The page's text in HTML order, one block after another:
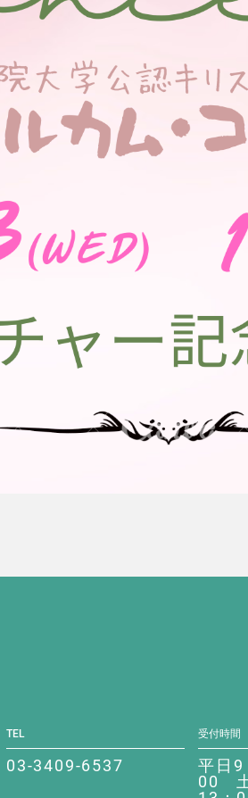
TEL
03-3409-6537
受付時間
平日9
00